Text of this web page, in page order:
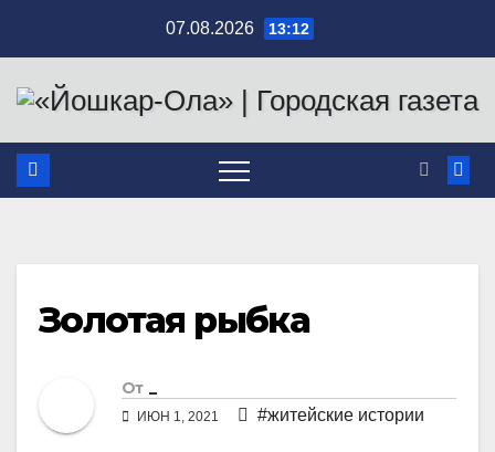
содержимому
07.08.2026 13:12
Золотая рыбка
От _
ИЮН 1, 2021 #житейские истории